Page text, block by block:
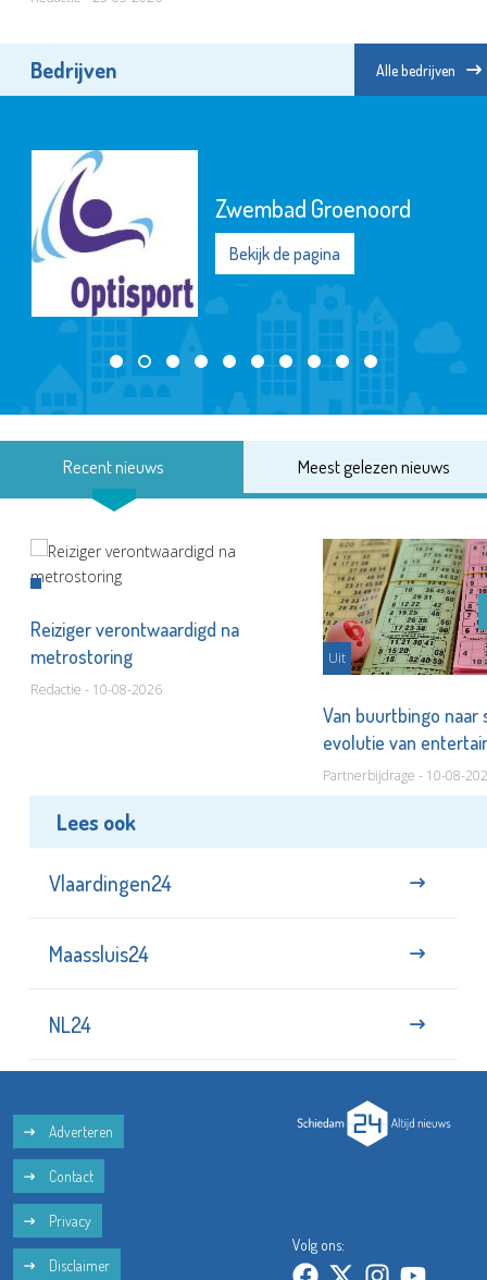
Bedrijven Alle bedrijven
Zwembad Groenoord
Bekijk de pagina
Recent nieuws Meest gelezen nieuws
Reiziger verontwaardigd na
metrostoring
Redactie - 10-08-2026
Uit
Van buurtbingo naar
evolutie van
Partnerbijdrage - 10-08-
Lees ook
Vlaardingen24
Maassluis24
NL24
Adverteren
Contact
Privacy
Disclaimer
Volg ons: